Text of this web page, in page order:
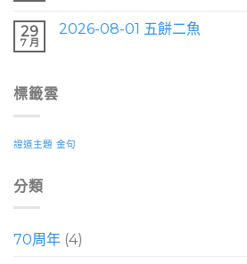
29
7 月
2026-08-01 五餅二魚
標籤雲
證道主題 金句
分類
70周年 (4)